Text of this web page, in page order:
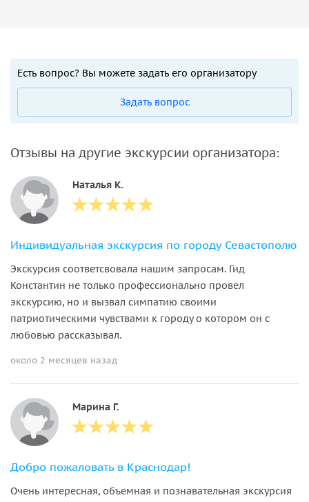
Есть вопрос? Вы можете задать его организатору
Задать вопрос
Отзывы на другие экскурсии организатора:
Наталья К.
Индивидуальная экскурсия по городу Севастополю
Экскурсия соответсвовала нашим запросам. Гид
Константин не только профессионально провел
экскурсию, но и вызвал симпатию своими
патриотическими чувствами к городу о котором он с
любовью рассказывал.
около 2 месяцев назад
Марина Г.
Добро пожаловать в Краснодар!
Очень интересная, объемная и познавательная экскурсия